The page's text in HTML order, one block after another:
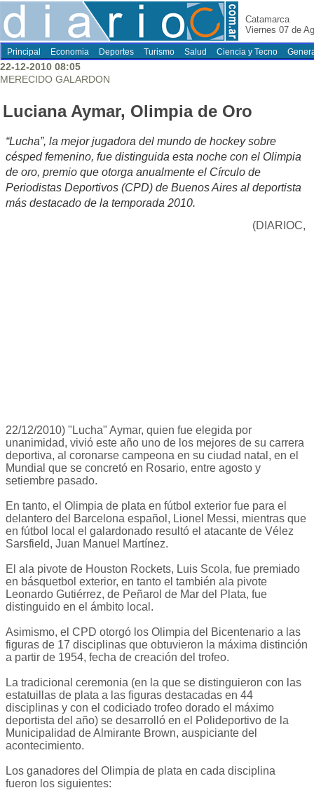
Catamarca
Viernes 07 de
Principal Economia Deportes Turismo Salud Ciencia y Tecno
22-12-2010 08:05
MERECIDO GALARDON
Luciana Aymar, Olimpia de Oro
“Lucha”, la mejor jugadora del mundo de hockey sobre
césped femenino, fue distinguida esta noche con el Olimpia
de oro, premio que otorga anualmente el Círculo de
Periodistas Deportivos (CPD) de Buenos Aires al deportista
más destacado de la temporada 2010.
(DIARIOC,
22/12/2010) "Lucha" Aymar, quien fue elegida por
unanimidad, vivió este año uno de los mejores de su carrera
deportiva, al coronarse campeona en su ciudad natal, en el
Mundial que se concretó en Rosario, entre agosto y
setiembre pasado.
En tanto, el Olimpia de plata en fútbol exterior fue para el
delantero del Barcelona español, Lionel Messi, mientras que
en fútbol local el galardonado resultó el atacante de Vélez
Sarsfield, Juan Manuel Martínez.
El ala pivote de Houston Rockets, Luis Scola, fue premiado
en básquetbol exterior, en tanto el también ala pivote
Leonardo Gutiérrez, de Peñarol de Mar del Plata, fue
distinguido en el ámbito local.
Asimismo, el CPD otorgó los Olimpia del Bicentenario a las
figuras de 17 disciplinas que obtuvieron la máxima distinción
a partir de 1954, fecha de creación del trofeo.
La tradicional ceremonia (en la que se distinguieron con las
estatuillas de plata a las figuras destacadas en 44
disciplinas y con el codiciado trofeo dorado el máximo
deportista del año) se desarrolló en el Polideportivo de la
Municipalidad de Almirante Brown, auspiciante del
acontecimiento.
Los ganadores del Olimpia de plata en cada disciplina
fueron los siguientes: